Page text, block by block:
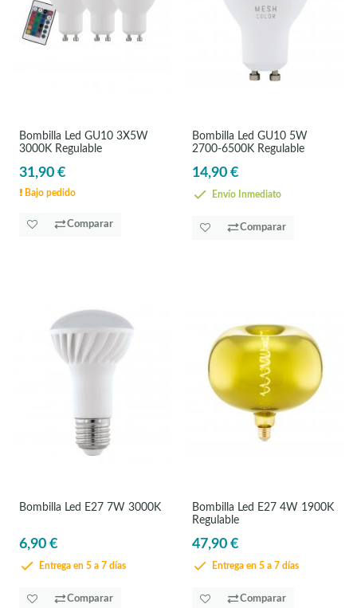
Bombilla Led GU10 3X5W
3000K Regulable
31,90 €
Bajo pedido
Comparar
Bombilla Led GU10 5W
2700-6500K Regulable
14,90 €
Envío Inmediato
Comparar
Bombilla Led E27 7W 3000K
6,90 €
Entrega en 5 a 7 días
Comparar
Bombilla Led E27 4W 1900K
Regulable
47,90 €
Entrega en 5 a 7 días
Comparar